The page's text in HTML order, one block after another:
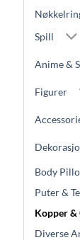
Spill
Anime &
Figurer
Body
Puter &
Kopper &
Diverse